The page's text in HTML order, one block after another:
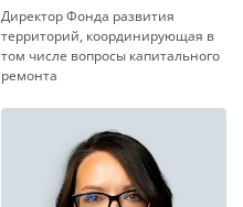
Директор Фонда развития
территорий, координирующая в
том числе вопросы капитального
ремонта